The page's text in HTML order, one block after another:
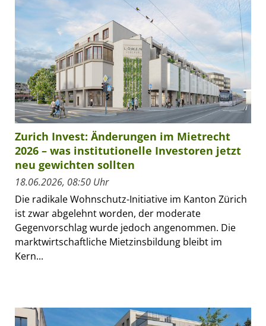
Zurich Invest: Änderungen im Mietrecht
2026 – was institutionelle Investoren jetzt
neu gewichten sollten
18.06.2026, 08:50 Uhr
Die radikale Wohnschutz-Initiative im Kanton Zürich
ist zwar abgelehnt worden, der moderate
Gegenvorschlag wurde jedoch angenommen. Die
marktwirtschaftliche Mietzinsbildung bleibt im
Kern...